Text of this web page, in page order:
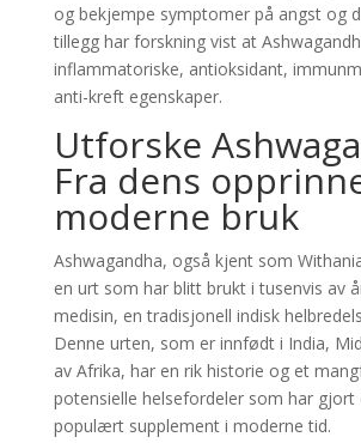
og bekjempe symptomer på angst og
tillegg har forskning vist at
inflammatoriske, antioksidant,
anti-kreft egenskaper.
Utforske
Fra dens
moderne bruk
Ashwagandha, også kjent som
en urt som har blitt brukt i tusenvis av
medisin, en tradisjonell indisk
Denne urten, som er innfødt i India,
av Afrika, har en rik historie og et
potensielle helsefordeler som har gjort
populært supplement i moderne tid.